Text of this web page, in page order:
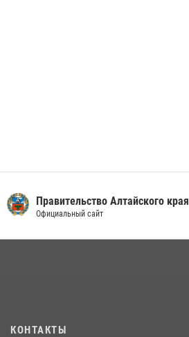
Правительство Алтайского края
Официальный сайт
КОНТАКТЫ